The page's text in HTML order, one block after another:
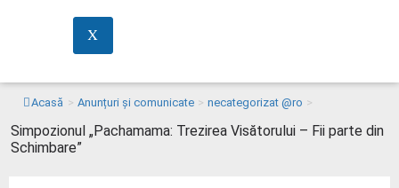
X
Acasă > Anunțuri și comunicate > necategorizat @ro >
Simpozionul „Pachamama: Trezirea Visătorului – Fii parte din
Schimbare”